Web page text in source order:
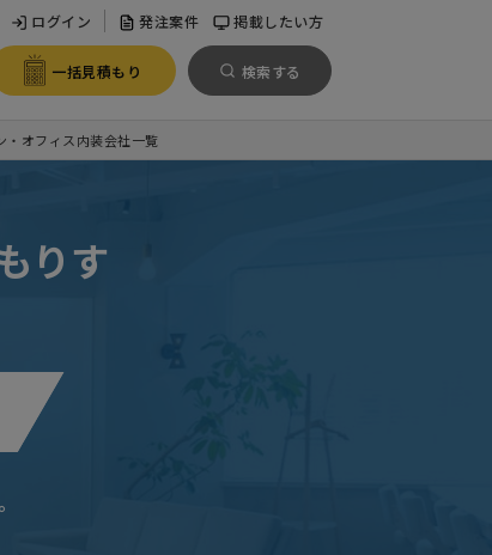
ログイン 発注案件 掲載したい方
一括見積もり 検索する
・オフィス内装会社一覧
りす